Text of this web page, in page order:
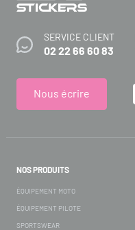
SERVICE CLIENT
02 22 66 60 83
Nous écrire
NOS PRODUITS
ÉQUIPEMENT MOTO
ÉQUIPEMENT PILOTE
SPORTSWEAR